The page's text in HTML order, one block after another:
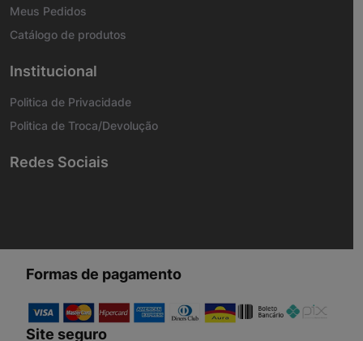
Meus Pedidos
Catálogo de produtos
Institucional
Politica de Privacidade
Politica de Troca/Devolução
Redes Sociais
Formas de pagamento
Site seguro